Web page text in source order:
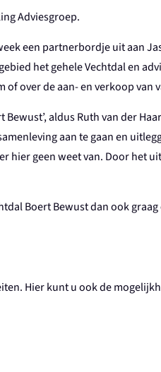
Adviesgroep.
een partnerbordje uit aan
het gehele Vechtdal en
over de aan- en verkoop van
aldus Ruth van der
aan te gaan en
hier geen weet van. Door het
Boert Bewust dan ook
Hier kunt u ook de